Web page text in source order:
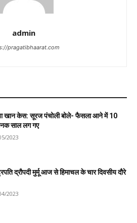
admin
pragatibhaarat.com
खान केस: सूरज पंचोली बोले- फैसला आने में 10
साल लग गए
2023
द्रौपदी मुर्मू आज से हिमाचल के चार दिवसीय दौरे
2023